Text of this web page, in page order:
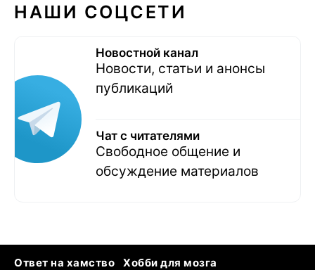
НАШИ СОЦСЕТИ
Новостной канал
Новости, статьи и анонсы
публикаций
Чат с читателями
Свободное общение и
обсуждение материалов
Ответ на хамство
Хобби для мозга